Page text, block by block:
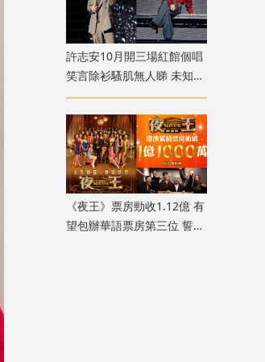
許志安10月開三場紅館個唱
笑言除衫騷肌無人睇 未知會
否請Sammi做嘉賓
《夜王》票房勁收1.12億 有
望包辦華語票房第三位 誓言